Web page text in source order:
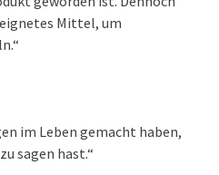
Mittel, um
im Leben gemacht haben,
sagen hast.“